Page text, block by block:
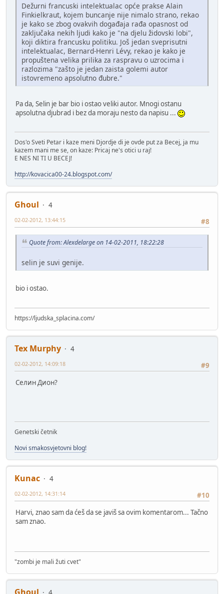
Dežurni francuski intelektualac opće prakse Alain
Finkielkraut, kojem buncanje nije nimalo strano, rekao
je kako se zbog ovakvih događaja rađa opasnost od
zaključaka nekih ljudi kako je "na djelu židovski lobi",
koji diktira francusku politiku. Još jedan sveprisutni
intelektualac, Bernard-Henri Lévy, rekao je kako je
propuštena velika prilika za raspravu o uzrocima i
razlozima "zašto je jedan zaista golemi autor
istovremeno apsolutno đubre."
Pa da, Selin je bar bio i ostao veliki autor. Mnogi ostanu
apsolutna djubrad i bez da moraju nesto da napisu ...
Dos'o Sveti Petar i kaze meni Djordje di je ovde put za Becej, ja mu
kazem mani me se, on kaze: Pricaj ne's otici u raj!
E NES NI TI U BECEJ!
http://kovacica00-24.blogspot.com/
Ghoul
4
#8
02-02-2012, 13:44:15
Quote from: Alexdelarge on 14-02-2011, 18:22:28
selin je suvi genije.
bio i ostao.
https://ljudska_splacina.com/
Tex Murphy
4
#9
02-02-2012, 14:09:18
Селин Дион?
Genetski četnik
Novi smakosvjetovni blog!
Kunac
4
#10
02-02-2012, 14:31:14
Harvi, znao sam da ćeš da se javiš sa ovim komentarom... Tačno
sam znao.
"zombi je mali žuti cvet"